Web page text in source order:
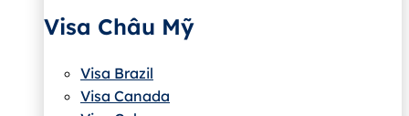
Visa Châu Mỹ
Visa Brazil
Visa Canada